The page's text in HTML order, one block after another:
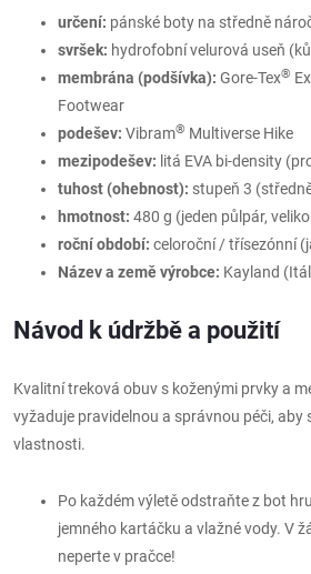
určení: pánské boty na středně
svršek: hydrofobní velurová useň
membrána (podšívka): Gore-Tex®
Footwear
podešev: Vibram® Multiverse Hike
mezipodešev: litá EVA bi-density
tuhost (ohebnost): stupeň 3
hmotnost: 480 g (jeden půlpár,
roční období: celoroční / třísezónní
Název a země výrobce: Kayland
Návod k údržbě a použití
Kvalitní treková obuv s koženými prvky a
vyžaduje pravidelnou a správnou péči, aby
vlastnosti.
Po každém výletě odstraňte z bot
jemného kartáčku a vlažné vody. V
neperte v pračce!